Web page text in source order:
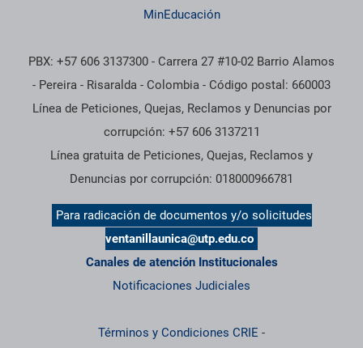
MinEducación
PBX: +57 606 3137300 - Carrera 27 #10-02 Barrio Alamos
- Pereira - Risaralda - Colombia - Código postal: 660003
Línea de Peticiones, Quejas, Reclamos y Denuncias por
corrupción: +57 606 3137211
Línea gratuita de Peticiones, Quejas, Reclamos y
Denuncias por corrupción: 018000966781
Para radicación de documentos y/o solicitudes
ventanillaunica@utp.edu.co
Canales de atención Institucionales
Notificaciones Judiciales
Términos y Condiciones CRIE -